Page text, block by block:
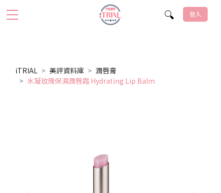
登入
iTRIAL 美評資料庫
潤唇膏
水凝玫瑰保濕潤唇霜 Hydrating Lip Balm